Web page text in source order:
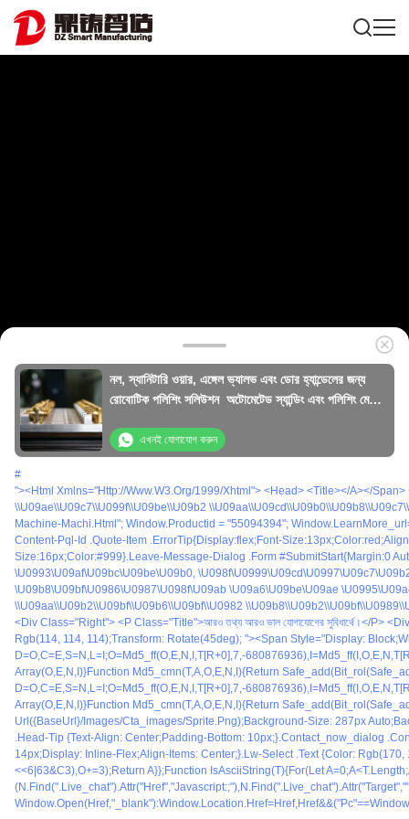
নল, স্যানিটারি ওয়ার, এঙ্গেল ভ্যালভ এবং ডোর হ্যান্ডেলের জন্য
রোবোটিক পলিশিং সলিউশন ️ অটোমেটেড স্যান্ডিং এবং পলিশিং মেশিন
এখনই যোগাযোগ করুন
#
"><html Xmlns="http://www.w3.org/1999/xhtml"> <head> <title></a></span> <span>#<a Href="/bengali/buy-Auto-Buffing-Machine.html" Title="স্বয়ংক্রিয় মসৃণতা মেশিন">স্বয়ংক্রিয় মসৃণতা মেশিন</a></span> <span>#<a Href="/bengali/buy-Auto-